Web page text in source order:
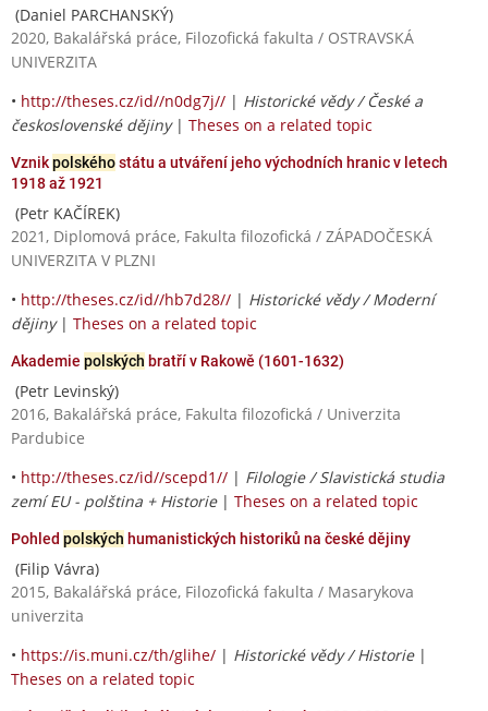
(Daniel PARCHANSKÝ)
2020, Bakalářská práce, Filozofická fakulta / OSTRAVSKÁ
UNIVERZITA
• http://theses.cz/id//n0dg7j// | Historické vědy / České a
československé dějiny| Theses on a related topic
Vznikpolskéhostátu a utváření jeho východních hranic v letech
1918 až 1921
(Petr KAČÍREK)
2021, Diplomová práce, Fakulta filozofická / ZÁPADOČESKÁ
UNIVERZITA V PLZNI
• http://theses.cz/id//hb7d28// | Historické vědy / Moderní
dějiny| Theses on a related topic
Akademie polských bratří v Rakowě (1601-1632)
(Petr Levinský)
2016, Bakalářská práce, Fakulta filozofická / Univerzita
Pardubice
• http://theses.cz/id//scepd1// | Filologie / Slavistická studia
zemí EU - polština + Historie| Theses on a related topic
Pohled polských humanistických historiků na české dějiny
(Filip Vávra)
2015, Bakalářská práce, Filozofická fakulta / Masarykova
univerzita
• https://is.muni.cz/th/glihe/ | Historické vědy / Historie|
Theses on a related topic